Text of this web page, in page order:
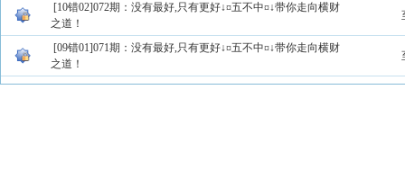
[10错02]072期：没有最好,只有更好↓¤五不中¤↓带你走向横财
之道！
[09错01]071期：没有最好,只有更好↓¤五不中¤↓带你走向横财
之道！